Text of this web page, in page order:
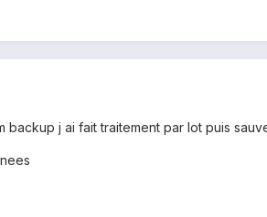
j ai fait traitement par lot puis